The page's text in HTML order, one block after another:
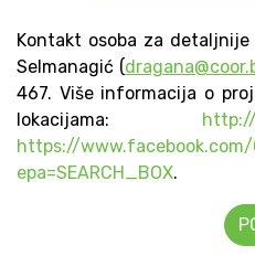
Kontakt osoba za
Selmanagić (
467. Više informacija o
lokacijama:
https://www.facebook.com/
epa=SEARCH_BOX.